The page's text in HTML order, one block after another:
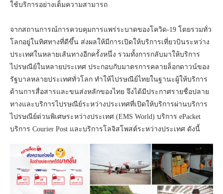
ใช้บริการอย่างเต็มความสามารถ
จากสถานการณ์การควบคุมการแพร่ระบาดของโควิด-19 โดยรวมทั่ว
โลกอยู่ในทิศทางที่ดีขึ้น ส่งผลให้มีการเปิดให้บริการเที่ยวบินระหว่าง
ประเทศในหลายเส้นทางอีกครั้งหนึ่ง รวมทั้งการกลับมาให้บริการ
ไปรษณีย์ในหลายประเทศ ประกอบกับมาตรการคลายล็อกดาวน์ของ
รัฐบาลหลายประเทศทั่วโลก ทำให้ไปรษณีย์ไทยในฐานะผู้ให้บริการ
ด้านการสื่อสารและขนส่งหลักของไทย จึงได้มีประกาศรายชื่อปลาย
ทางและบริการไปรษณีย์ระหว่างประเทศที่เปิดให้บริการผ่านบริการ
ไปรษณีย์ด่วนพิเศษระหว่างประเทศ (EMS World) บริการ ePacket
บริการ Courier Post และบริการโลจิสโพสต์ระหว่างประเทศ ดังนี้